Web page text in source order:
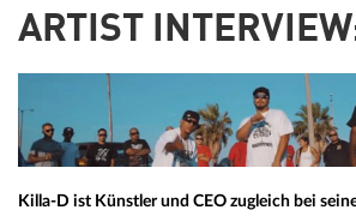
ARTIST
Killa-D ist Künstler und CEO zugleich bei